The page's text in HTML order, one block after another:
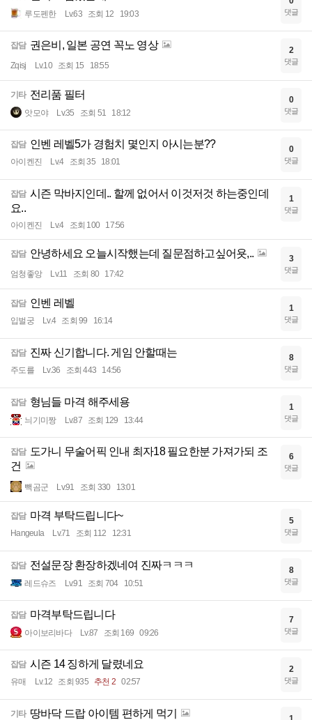
루도펜한 Lv.63 조회 12 19:03 댓글
잡담 권은비, 일본 공연 꼭노 영상
Zqisj Lv.10 조회 15 18:55
2
댓글
기타 전리품 필터
앗모야 Lv.35 조회 51 18:12
0
댓글
잡담 인벤 레벨5가 경험치 몇인지 아시는분??
아이켄진 Lv.4 조회 35 18:01
0
댓글
잡담 시즌 막바지인데.. 할께 없어서 이것저것 하는중인데
요..
아이켄진 Lv.4 조회 100 17:56
1
댓글
잡담 안녕하세요 오늘시작했는데 질문점하고싶어욧,..
엄청좋앙 Lv.11 조회 80 17:42
3
댓글
잡담 인벤 레벨
입벌궁 Lv.4 조회 99 16:14
1
댓글
잡담 진짜 신기합니다. 게임 안할때는
주도를 Lv.36 조회 443 14:56
8
댓글
잡담 형님들 마격 해주세용
늬기미짱 Lv.87 조회 129 13:44
1
댓글
잡담 도가니 무술어픽 인내 최자18 필요한분 가져가되 조
건
빽곰군 Lv.91 조회 330 13:01
6
댓글
잡담 마격 부탁드립니다~
Hangeula Lv.71 조회 112 12:31
5
댓글
잡담 전설문장 환장하겠네여 진짜ㅋㅋㅋ
레드슈즈 Lv.91 조회 704 10:51
8
댓글
잡담 마격부탁드립니다
아이보리바다 Lv.87 조회 169 09:26
7
댓글
잡담 시즌 14 징하게 달렸네요
유매 Lv.12 조회 935 추천 2 02:57
2
댓글
기타 땅바닥 드랍 아이템 편하게 먹기